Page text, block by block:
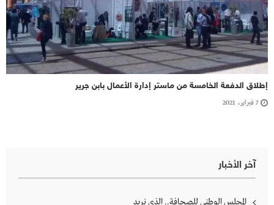
إطلاق الدفعة الخامسة من ماستر إدارة الأعمال بابن جرير
7 فبراير، 2021
آخر الأخبار
المجلس الوطني للصحافة.. الذي نريد